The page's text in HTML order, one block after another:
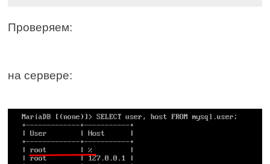
Проверяем:
на сервере: